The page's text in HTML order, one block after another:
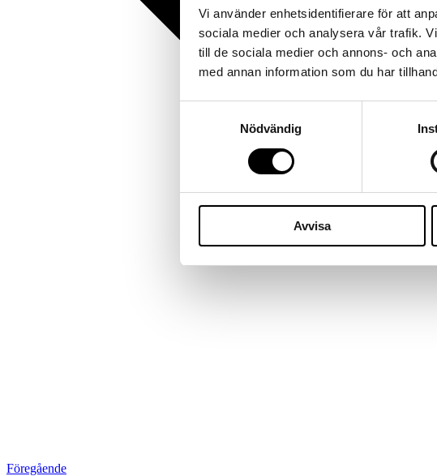
Vi använder enhetsidentifierare för att
sociala medier och analysera vår trafik.
till de sociala medier och annons- och
med annan information som du har
Nödvändig
Avvisa
Föregående